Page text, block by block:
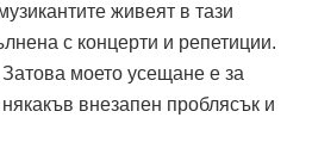
живеят в тази
с концерти и репетиции.
моето усещане е за
внезапен проблясък и